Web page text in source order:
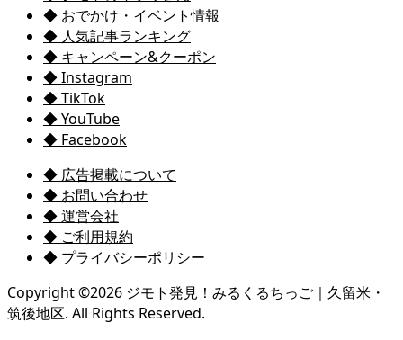
◆ おでかけ・イベント情報
◆ 人気記事ランキング
◆ キャンペーン&クーポン
◆ Instagram
◆ TikTok
◆ YouTube
◆ Facebook
◆ 広告掲載について
◆ お問い合わせ
◆ 運営会社
◆ ご利用規約
◆ プライバシーポリシー
Copyright ©2026 ジモト発見！みるくるちっご｜久留米・
筑後地区. All Rights Reserved.